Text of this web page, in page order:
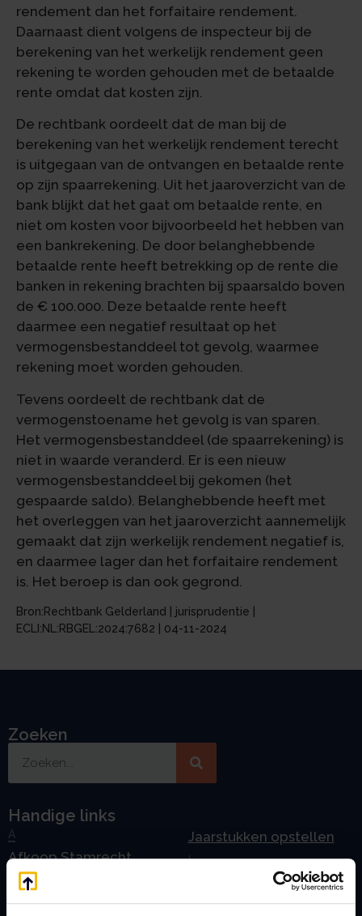
rendement dan het forfaitaire rendement.
Daarnaast dient volgens de inspecteur bij de
berekening van het werkelijk rendement geen
rekening te worden gehouden met de betaalde
rente omdat dat kosten zijn.
De rechtbank oordeelt dat de man bij de
berekening van het werkelijk rendement terecht
is uitgegaan van de ontvangen en betaalde rente
op zijn spaarrekening. Uit het jaaroverzicht van de
bank blijkt dat het gaat om betaalde rente, en
niet om kosten voor bijvoorbeeld het hebben van
een bankrekening. De door belanghebbende
betaalde rente heeft betrekking op de rente die
banken in rekening brachten bij spaarsaldo boven
de € 100.000. Deze betaalde rente heeft
daarmee een negatief resultaat op het
vermogensbestanddeel tot gevolg, waarmee
rekening moet worden gehouden.
Tevens oordeelt de rechtbank dat de
vermogenstoename het gevolg is van sparen.
Het vermogensbestanddeel (de spaarrekening) is
niet in waarde veranderd. Er is een nieuw
vermogensbestanddeel bij gekomen (het
gespaarde saldo). Belanghebbende heeft met
het overleggen van het jaaroverzicht aannemelijk
gemaakt dat zijn werkelijk rendement negatief is,
en daarmee lager dan het forfaitaire rendement
is. Het beroep is dan ook gegrond.
Bron:Rechtbank Gelderland | jurisprudentie |
ECLI:NL:RBGEL:2024:7682 | 04-11-2024
Zoeken
Handige links
A
Afkoop Stamrecht
Belastingdienst
Jaarstukken opstellen
L
Lenen van de BV
Lijfrente BV